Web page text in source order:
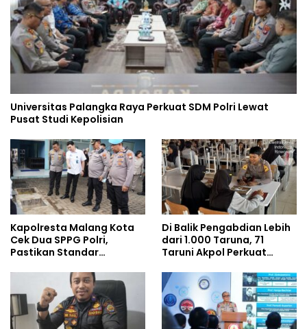
Universitas Palangka Raya Perkuat SDM Polri Lewat
Pusat Studi Kepolisian
Kapolresta Malang Kota
Cek Dua SPPG Polri,
Pastikan Standar
Pengelolaan Limbah
Berjalan Optimal
Di Balik Pengabdian Lebih
dari 1.000 Taruna, 71
Taruni Akpol Perkuat
Siswa Sekolah Rakyat